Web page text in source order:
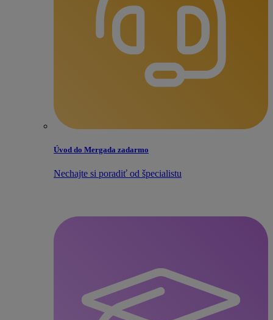
Úvod do Mergada zadarmo
Nechajte si poradiť od špecialistu